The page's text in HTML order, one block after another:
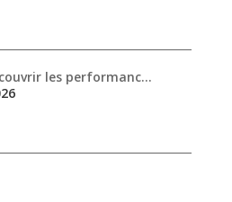
les performanc…